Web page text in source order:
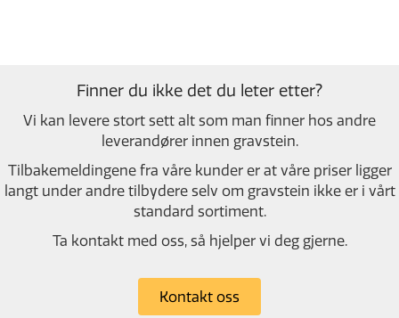
Finner du ikke det du leter etter?
Vi kan levere stort sett alt som man finner hos andre
leverandører innen gravstein.
Tilbakemeldingene fra våre kunder er at våre priser ligger
langt under andre tilbydere selv om gravstein ikke er i vårt
standard sortiment.
Ta kontakt med oss, så hjelper vi deg gjerne.
Kontakt oss